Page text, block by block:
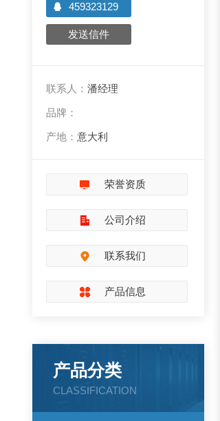
459323129
发送信件
联系人：潘经理
品牌：
产地：意大利
荣誉资质
公司介绍
联系我们
产品信息
产品分类
CLASSIFICATION